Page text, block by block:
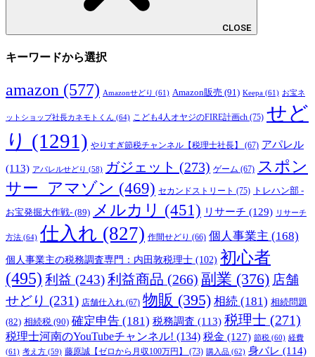
CLOSE
キーワードから選択
amazon (577) Amazonせどり (61) Amazon販売 (91) Keepa (61) お宝ネ
ットショップ社長カネモトくん (64) こども4人オヤジのFIRE計画ch (75) せど
り (1291) やりすぎ節税チャンネル【税理士社長】 (67) アパレル
(113) アパレルせどり (58) ガジェット (273) ゲーム (67) スポン
サー_アマゾン (469) セカンドストリート (75) トレハン部 -
お宝発掘大作戦- (89) メルカリ (451) リサーチ (129) リサーチ
方法 (64) 仕入れ (827) 作間せどり (66) 個人事業主 (168)
個人事業主の税務調査専門：内田敦税理士 (102) 初心者
(495) 利益 (243)利益商品 (266) 副業 (376) 店舗
せどり (231) 店舗仕入れ (67) 物販 (395) 相続 (181) 相続問題
(82) 相続税 (90) 確定申告 (181) 税務調査 (113) 税理士 (271)
税理士河南のYouTubeチャンネル! (134) 税金 (127) 節税 (60) 経費
(61) 考え方 (59) 藤原誠【ゼロから月収100万円】 (73) 購入品 (62) 身バレ (114)